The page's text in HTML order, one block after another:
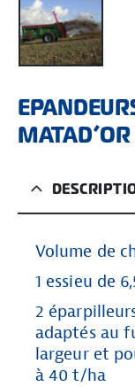
Volume de
1 essieu de
2
adaptés au
largeur et
à 40 t/ha